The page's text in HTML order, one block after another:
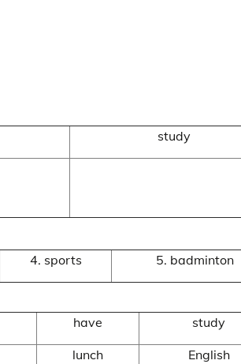
study
4. sports 5. badminton
have study
lunch English